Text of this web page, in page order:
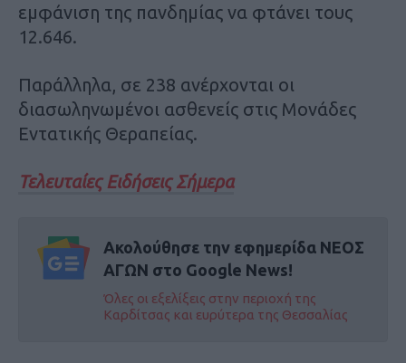
εμφάνιση της πανδημίας να φτάνει τους
12.646.
Παράλληλα, σε 238 ανέρχονται οι
διασωληνωμένοι ασθενείς στις Μονάδες
Εντατικής Θεραπείας.
Τελευταίες Ειδήσεις Σήμερα
Ακολούθησε την εφημερίδα ΝΕΟΣ
ΑΓΩΝ στο Google News!
Όλες οι εξελίξεις στην περιοχή της
Καρδίτσας και ευρύτερα της Θεσσαλίας